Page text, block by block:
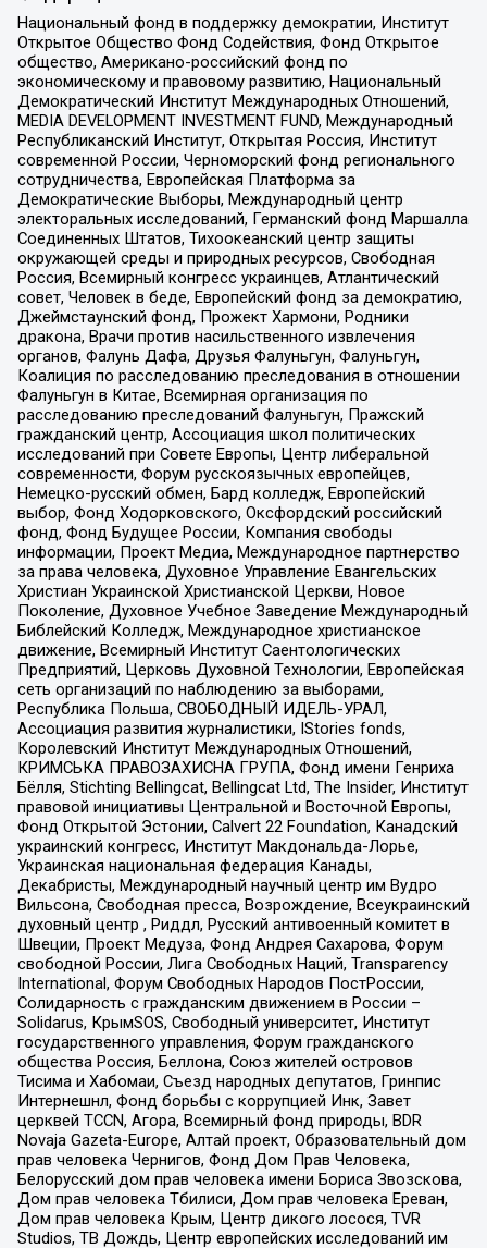
Национальный фонд в поддержку демократии, Институт
Открытое Общество Фонд Содействия, Фонд Открытое
общество, Американо-российский фонд по
экономическому и правовому развитию, Национальный
Демократический Институт Международных Отношений,
MEDIA DEVELOPMENT INVESTMENT FUND, Международный
Республиканский Институт, Открытая Россия, Институт
современной России, Черноморский фонд регионального
сотрудничества, Европейская Платформа за
Демократические Выборы, Международный центр
электоральных исследований, Германский фонд Маршалла
Соединенных Штатов, Тихоокеанский центр защиты
окружающей среды и природных ресурсов, Свободная
Россия, Всемирный конгресс украинцев, Атлантический
совет, Человек в беде, Европейский фонд за демократию,
Джеймстаунский фонд, Прожект Хармони, Родники
дракона, Врачи против насильственного извлечения
органов, Фалунь Дафа, Друзья Фалуньгун, Фалуньгун,
Коалиция по расследованию преследования в отношении
Фалуньгун в Китае, Всемирная организация по
расследованию преследований Фалуньгун, Пражский
гражданский центр, Ассоциация школ политических
исследований при Совете Европы, Центр либеральной
современности, Форум русскоязычных европейцев,
Немецко-русский обмен, Бард колледж, Европейский
выбор, Фонд Ходорковского, Оксфордский российский
фонд, Фонд Будущее России, Компания свободы
информации, Проект Медиа, Международное партнерство
за права человека, Духовное Управление Евангельских
Христиан Украинской Христианской Церкви, Новое
Поколение, Духовное Учебное Заведение Международный
Библейский Колледж, Международное христианское
движение, Всемирный Институт Саентологических
Предприятий, Церковь Духовной Технологии, Европейская
сеть организаций по наблюдению за выборами,
Республика Польша, СВОБОДНЫЙ ИДЕЛЬ-УРАЛ,
Ассоциация развития журналистики, IStories fonds,
Королевский Институт Международных Отношений,
КРИМСЬКА ПРАВОЗАХИСНА ГРУПА, Фонд имени Генриха
Бёлля, Stichting Bellingcat, Bellingcat Ltd, The Insider, Институт
правовой инициативы Центральной и Восточной Европы,
Фонд Открытой Эстонии, Calvert 22 Foundation, Канадский
украинский конгресс, Институт Макдональда-Лорье,
Украинская национальная федерация Канады,
Декабристы, Международный научный центр им Вудро
Вильсона, Свободная пресса, Возрождение, Всеукраинский
духовный центр , Риддл, Русский антивоенный комитет в
Швеции, Проект Медуза, Фонд Андрея Сахарова, Форум
свободной России, Лига Свободных Наций, Transparеncy
International, Форум Свободных Народов ПостРоссии,
Солидарность с гражданским движением в России –
Solidarus, КрымSOS, Свободный университет, Институт
государственного управления, Форум гражданского
общества Россия, Беллона, Союз жителей островов
Тисима и Хабомаи, Съезд народных депутатов, Гринпис
Интернешнл, Фонд борьбы с коррупцией Инк, Завет
церквей TCCN, Агора, Всемирный фонд природы, BDR
Novaja Gazeta-Europe, Алтай проект, Образовательный дом
прав человека Чернигов, Фонд Дом Прав Человека,
Белорусский дом прав человека имени Бориса Звозскова,
Дом прав человека Тбилиси, Дом прав человека Ереван,
Дом прав человека Крым, Центр дикого лосося, TVR
Studios, ТВ Дождь, Центр европейских исследований им